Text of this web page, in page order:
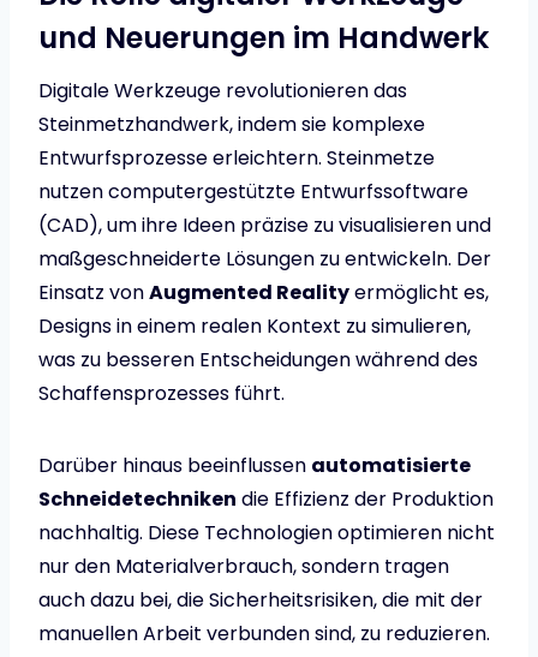
und Neuerungen im Handwerk
Digitale Werkzeuge revolutionieren das
Steinmetzhandwerk, indem sie komplexe
Entwurfsprozesse erleichtern. Steinmetze
nutzen computergestützte Entwurfssoftware
(CAD), um ihre Ideen präzise zu visualisieren und
maßgeschneiderte Lösungen zu entwickeln. Der
Einsatz vonAugmented Realityermöglicht es,
Designs in einem realen Kontext zu simulieren,
was zu besseren Entscheidungen während des
Schaffensprozesses führt.
Darüber hinaus beeinflussen automatisierte
Schneidetechniken die Effizienz der Produktion
nachhaltig. Diese Technologien optimieren nicht
nur den Materialverbrauch, sondern tragen
auch dazu bei, die Sicherheitsrisiken, die mit der
manuellen Arbeit verbunden sind, zu reduzieren.